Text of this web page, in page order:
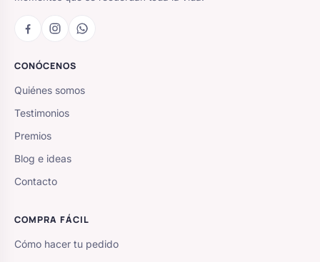
CONÓCENOS
Quiénes somos
Testimonios
Premios
Blog e ideas
Contacto
COMPRA FÁCIL
Cómo hacer tu pedido